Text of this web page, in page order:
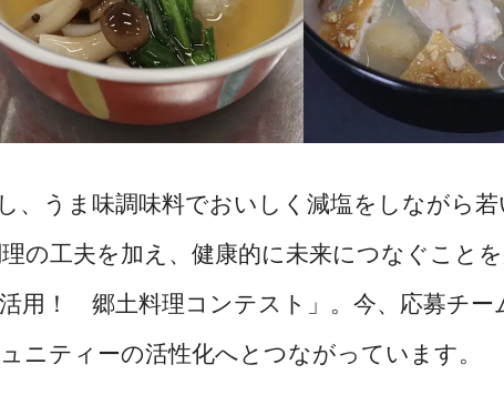
、うま味調味料でおいしく減塩をしながら若
の工夫を加え、健康的に未来につなぐこと
用！ 郷土料理コンテスト」。今、応募チー
ニティーの活性化へとつながっています。